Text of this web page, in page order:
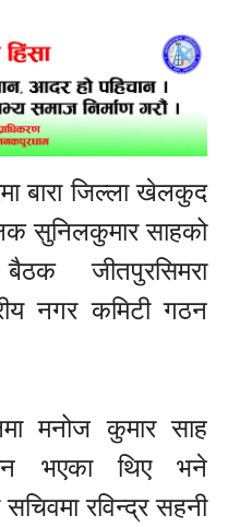
बारा जिल्ला खेलकुद
सुनिलकुमार साहको
जीतपुरसिमरा
नगर कमिटी गठन
मनोज कुमार साह
भएका थिए भने
रविन्द्र सहनी